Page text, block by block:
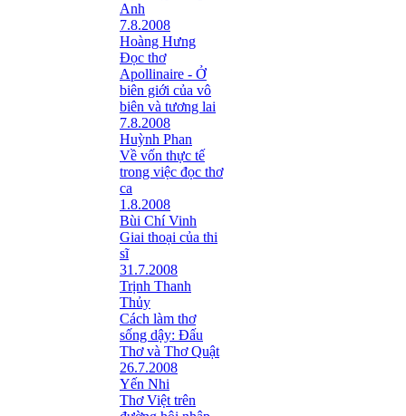
Anh
7.8.2008
Hoàng Hưng
Đọc thơ
Apollinaire - Ở
biên giới của vô
biên và tương lai
7.8.2008
Huỳnh Phan
Về vốn thực tế
trong việc đọc thơ
ca
1.8.2008
Bùi Chí Vinh
Giai thoại của thi
sĩ
31.7.2008
Trịnh Thanh
Thủy
Cách làm thơ
sống dậy: Đấu
Thơ và Thơ Quật
26.7.2008
Yến Nhi
Thơ Việt trên